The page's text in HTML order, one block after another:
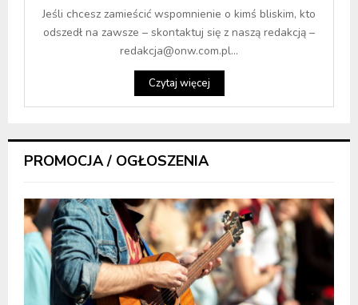
Jeśli chcesz zamieścić wspomnienie o kimś bliskim, kto
odszedł na zawsze – skontaktuj się z naszą redakcją –
redakcja@onw.com.pl...
Czytaj więcej
PROMOCJA / OGŁOSZENIA